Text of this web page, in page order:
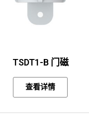
TSDT1-B 门磁
查看详情